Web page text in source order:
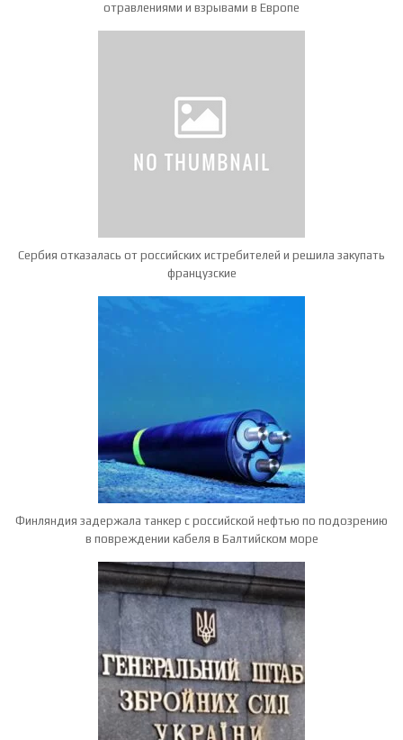
отравлениями и взрывами в Европе
Сербия отказалась от российских истребителей и решила закупать
французские
Финляндия задержала танкер с российской нефтью по подозрению
в повреждении кабеля в Балтийском море